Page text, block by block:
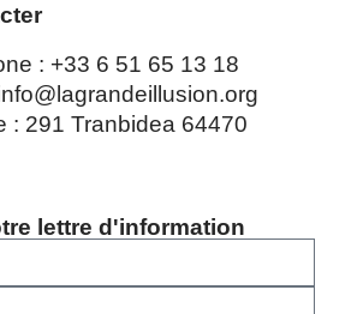
: +33 6 51 65 13 18
: 291 Tranbidea 64470
lettre d'information